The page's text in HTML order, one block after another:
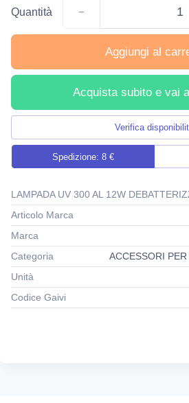
Quantità −
Aggiungi al
Acquista subito e vai
Verifica
Spedizione: 8 €
LAMPADA UV 300 AL 12W
Articolo Marca
Marca
Categoria
ACCESSORI
Unità
Codice Gaivi